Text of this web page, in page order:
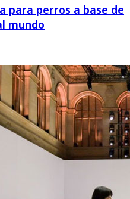
para perros a base de
mundo